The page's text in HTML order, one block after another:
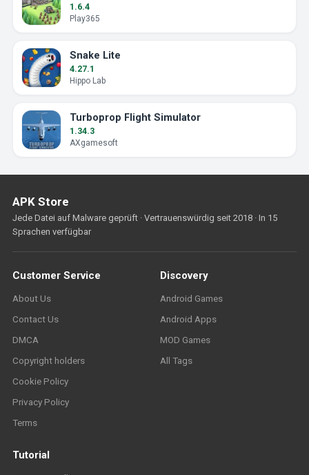
1.6.4
Play365
Snake Lite
4.27.1
Hippo Lab
Turboprop Flight Simulator
1.34.3
AXgamesoft
APK Store
Jede Datei auf Malware geprüft · Vertrauenswürdig seit 2018 · In 15
Sprachen verfügbar
Customer Service
About Us
Contact Us
DMCA
Copyright holders
Cookie Policy
Privacy Policy
Terms
Discovery
Android Games
Android Apps
MOD Games
All Tags
Tutorial